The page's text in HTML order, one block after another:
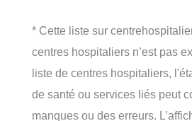
* Cette liste sur
centres hospitaliers n’est pas
liste de centres hospitaliers,
de santé ou services liés peut
manques ou des erreurs.